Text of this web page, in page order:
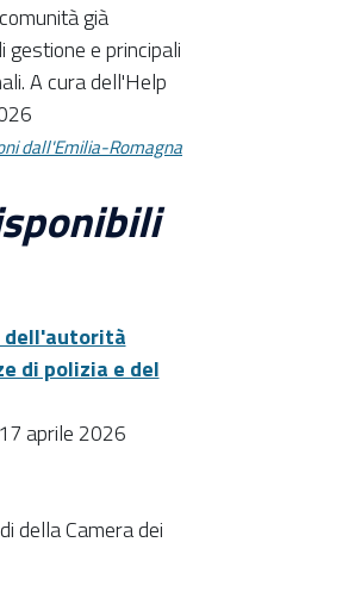
già
e principali
A cura dell'Help
dall'Emilia-Romagna
dell'autorità
di polizia e del
aprile 2026
della Camera dei